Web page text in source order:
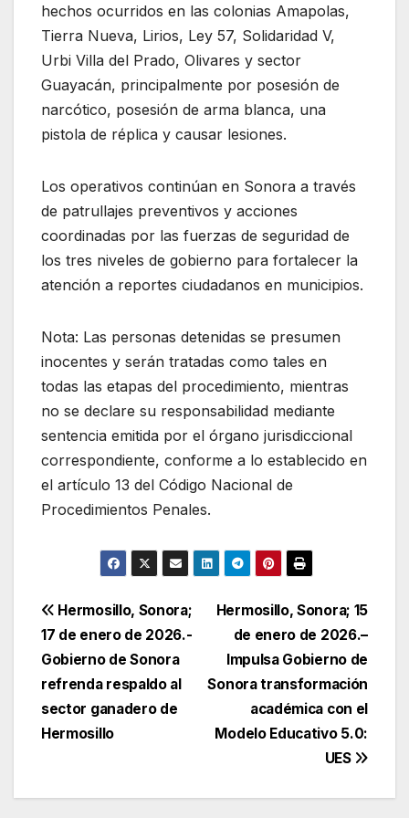
hechos ocurridos en las colonias Amapolas,
Tierra Nueva, Lirios, Ley 57, Solidaridad V,
Urbi Villa del Prado, Olivares y sector
Guayacán, principalmente por posesión de
narcótico, posesión de arma blanca, una
pistola de réplica y causar lesiones.
Los operativos continúan en Sonora a través
de patrullajes preventivos y acciones
coordinadas por las fuerzas de seguridad de
los tres niveles de gobierno para fortalecer la
atención a reportes ciudadanos en municipios.
Nota: Las personas detenidas se presumen
inocentes y serán tratadas como tales en
todas las etapas del procedimiento, mientras
no se declare su responsabilidad mediante
sentencia emitida por el órgano jurisdiccional
correspondiente, conforme a lo establecido en
el artículo 13 del Código Nacional de
Procedimientos Penales.
Navegación
de
entradas
Hermosillo, Sonora; 15
de enero de 2026.–
Impulsa Gobierno de
Sonora transformación
académica con el
Modelo Educativo 5.0:
UES
Hermosillo, Sonora;
17 de enero de 2026.-
Gobierno de Sonora
refrenda respaldo al
sector ganadero de
Hermosillo